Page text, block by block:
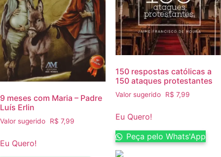
9 meses com Maria – Padre
Luís Erlin
Valor sugerido R$ 7,99
Eu Quero!
150 respostas católicas a
150 ataques protestantes
Valor sugerido R$ 7,99
Eu Quero!
Peça pelo Whats'App